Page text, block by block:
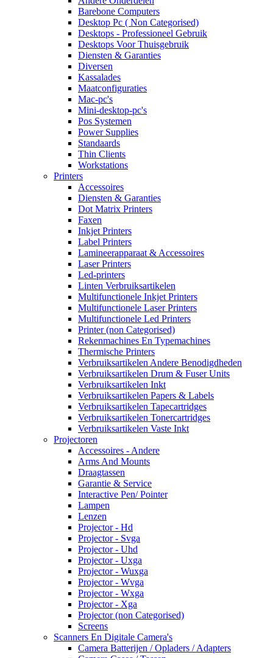
Barebone Computers
Desktop Pc ( Non Categorised)
Desktops - Professioneel Gebruik
Desktops Voor Thuisgebruik
Diensten & Garanties
Diversen
Kassalades
Maatconfiguraties
Mac-pc's
Mini-desktop-pc's
Pos Systemen
Power Supplies
Standaards
Thin Clients
Workstations
Printers
Accessoires
Diensten & Garanties
Dot Matrix Printers
Faxen
Inkjet Printers
Label Printers
Lamineerapparaat & Accessoires
Laser Printers
Led-printers
Linten Verbruiksartikelen
Multifunctionele Inkjet Printers
Multifunctionele Laser Printers
Multifunctionele Led Printers
Printer (non Categorised)
Rekenmachines En Typemachines
Thermische Printers
Verbruiksartikelen Andere Benodigdheden
Verbruiksartikelen Drum & Fuser Units
Verbruiksartikelen Inkt
Verbruiksartikelen Papers & Labels
Verbruiksartikelen Tapecartridges
Verbruiksartikelen Tonercartridges
Verbruiksartikelen Vaste Inkt
Projectoren
Accessoires - Andere
Arms And Mounts
Draagtassen
Garantie & Service
Interactive Pen/ Pointer
Lampen
Lenzen
Projector - Hd
Projector - Svga
Projector - Uhd
Projector - Uxga
Projector - Wuxga
Projector - Wvga
Projector - Wxga
Projector - Xga
Projector (non Categorised)
Screens
Scanners En Digitale Camera's
Camera Batterijen / Opladers / Adapters